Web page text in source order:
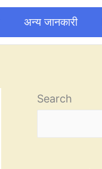
अन्य जानकारी
Search